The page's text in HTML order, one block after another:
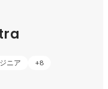
ニア +8